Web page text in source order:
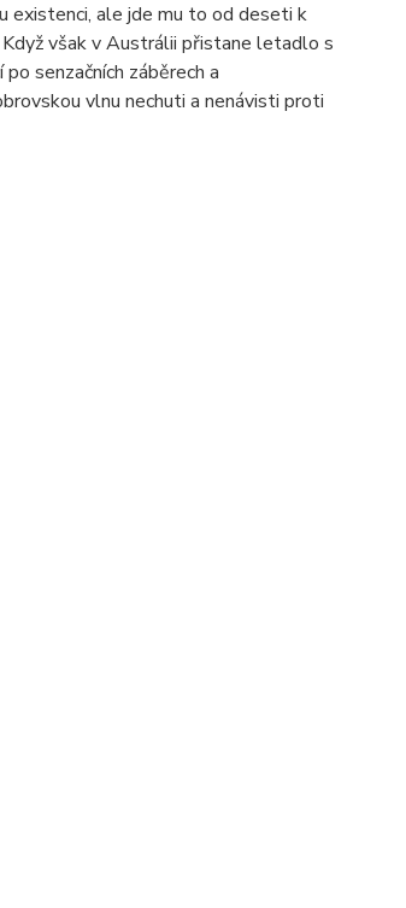
existenci, ale jde mu to od deseti k
však v Austrálii přistane letadlo s
senzačních záběrech a
vlnu nechuti a nenávisti proti